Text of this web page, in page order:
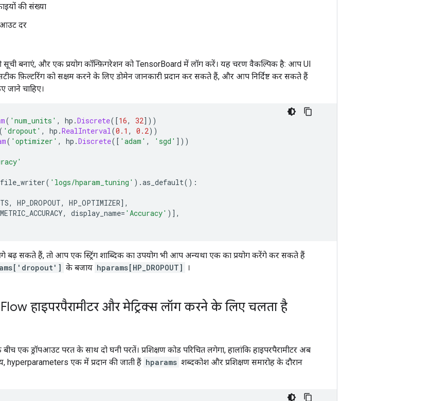
की संख्या
दर
सूची बनाएं, और एक प्रयोग कॉन्फ़िगरेशन को TensorBoard में लॉग करें। यह चरण वैकल्पिक है: आप UI
फ़िल्टरिंग को सक्षम करने के लिए डोमेन जानकारी प्रदान कर सकते हैं, और आप निर्दिष्ट कर सकते हैं
जाने चाहिए।
( 'num_units' , hp .Discrete([16, 32]))
( 'dropout' , hp .RealInterval(0.1 , 0.2))
( 'optimizer' , hp .Discrete([ 'adam' , 'sgd' ]))
( 'logs/hparam_tuning' ).as_default():
, HP_DROPOUT, HP_OPTIMIZER],
METRIC_ACCURACY, display_name= 'Accuracy' )],
सकते हैं, तो आप एक स्ट्रिंग शाब्दिक का उपयोग भी आप अन्यथा एक का प्रयोग करेंगे कर सकते हैं
के बजाय hparams[HP_DROPOUT] ।
Flow हाइपरपैरामीटर और मेट्रिक्स लॉग करने के लिए चलता है
एक ड्रॉपआउट परत के साथ दो घनी परतें। प्रशिक्षण कोड परिचित लगेगा, हालांकि हाइपरपैरामीटर अब
hyperparameters एक में प्रदान की जाती हैं hparams शब्दकोश और प्रशिक्षण समारोह के दौरान